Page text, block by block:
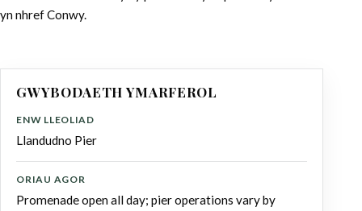
yn nhref Conwy.
GWYBODAETH YMARFEROL
ENW LLEOLIAD
Llandudno Pier
ORIAU AGOR
Promenade open all day; pier operations vary by